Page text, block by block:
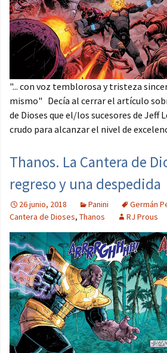
"... con voz temblorosa y tristeza
mismo" Decía al cerrar el artículo
de Dioses que el/los sucesores de Jeff
crudo para alcanzar el nivel de
Thanos. La Cantera de
regreso y una despedida
26 junio, 2018 Panini Germán
Cantera de Dioses, Thanos RJ Prous